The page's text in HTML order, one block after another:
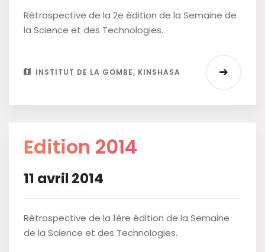
Rétrospective de la 2e édition de la Semaine de
la Science et des Technologies.
INSTITUT DE LA GOMBE, KINSHASA
Edition 2014
11 avril 2014
Rétrospective de la 1ère édition de la Semaine
de la Science et des Technologies.